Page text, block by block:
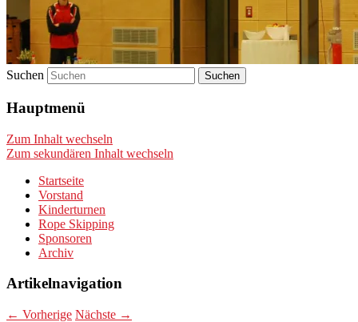
Suchen
Hauptmenü
Zum Inhalt wechseln
Zum sekundären Inhalt wechseln
Startseite
Vorstand
Kinderturnen
Rope Skipping
Sponsoren
Archiv
Artikelnavigation
← Vorherige Nächste →